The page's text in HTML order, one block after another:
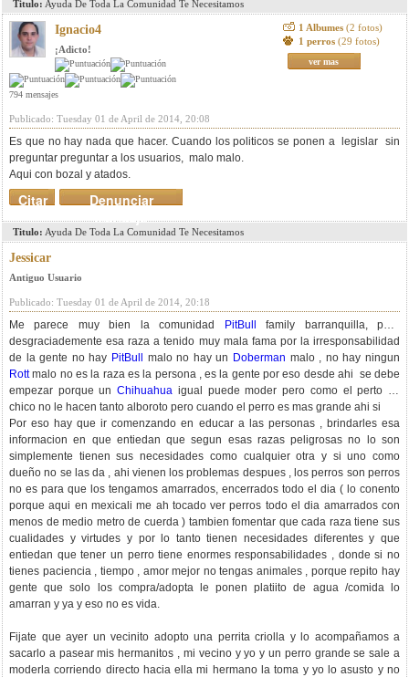
Titulo: Ayuda De Toda La Comunidad Te Necesitamos
Ignacio4
¡Adicto!
794 mensajes
1 Albumes (2 fotos)
1 perros (29 fotos)
ver mas
Publicado: Tuesday 01 de April de 2014, 20:08
Es que no hay nada que hacer. Cuando los politicos se ponen a legislar sin
preguntar preguntar a los usuarios, malo malo.
Aqui con bozal y atados.
Denunciar
mensaje
Citar
Titulo: Ayuda De Toda La Comunidad Te Necesitamos
Jessicar
Antiguo Usuario
Publicado: Tuesday 01 de April de 2014, 20:18
Me parece muy bien la comunidad PitBull
family barranquilla, pero
desgraciademente esa raza a tenido muy mala fama por la irresponsabilidad
de la gente no hay PitBull malo no hay un Doberman malo , no hay ningun
Rottmalo no es la raza es la persona , es la gente por eso desde ahi se debe
empezar porque unChihuahua igual puede moder pero como el perto es
chico no le hacen tanto alboroto pero cuando el perro es mas grande ahi si
Por eso hay que ir comenzando en educar a las personas , brindarles esa
informacion en que entiedan que segun esas razas peligrosas no lo son
simplemente tienen sus necesidades como cualquier otra y si uno como
dueño no se las da , ahi vienen los problemas despues , los perros son perros
no es para que los tengamos amarrados, encerrados todo el dia ( lo conento
porque aqui en mexicali me ah tocado ver perros todo el dia amarrados con
menos de medio metro de cuerda ) tambien fomentar que cada raza tiene sus
cualidades y virtudes y por lo tanto tienen necesidades diferentes y que
entiedan que tener un perro tiene enormes responsabilidades , donde si no
tienes paciencia , tiempo , amor mejor no tengas animales , porque repito hay
gente que solo los compra/adopta le ponen platiito de agua /comida lo
amarran y ya y eso no es vida.
Fijate que ayer un vecinito adopto una perrita criolla y lo acompañamos a
sacarlo a pasear mis hermanitos , mi vecino y yo y un perro grande se sale a
moderla corriendo directo hacia ella mi hermano la toma y yo lo asusto y no